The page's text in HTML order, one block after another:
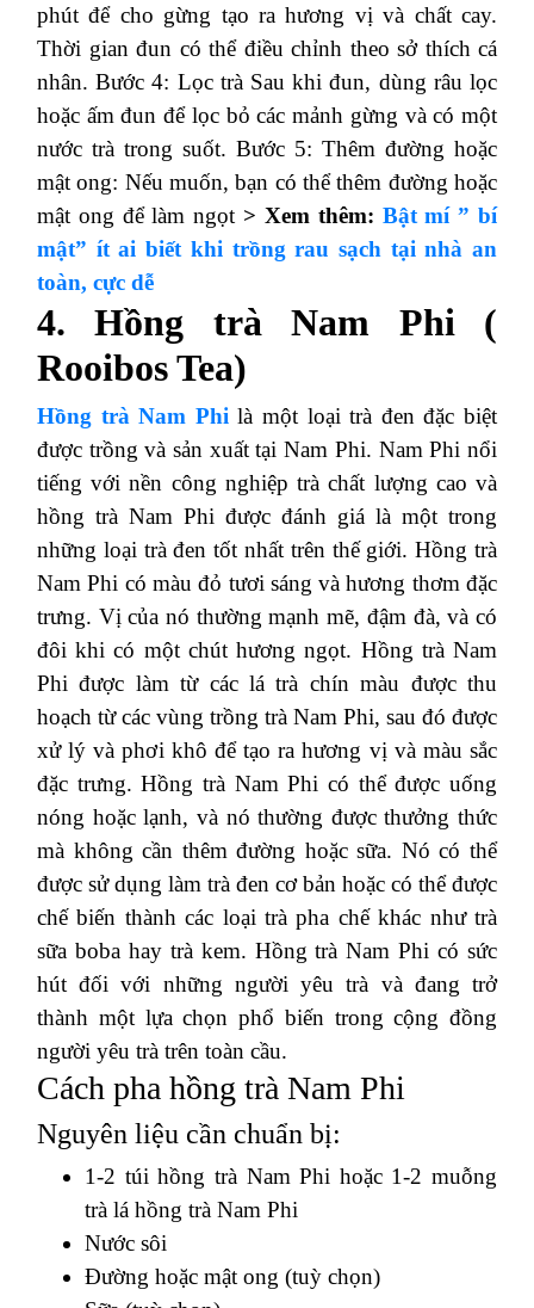
phút để cho gừng tạo ra hương vị và chất cay.
Thời gian đun có thể điều chỉnh theo sở thích cá
nhân. Bước 4: Lọc trà Sau khi đun, dùng râu lọc
hoặc ấm đun để lọc bỏ các mảnh gừng và có một
nước trà trong suốt. Bước 5: Thêm đường hoặc
mật ong: Nếu muốn, bạn có thể thêm đường hoặc
mật ong để làm ngọt > Xem thêm: Bật mí ” bí
mật” ít ai biết khi trồng rau sạch tại nhà an
toàn, cực dễ
4. Hồng trà Nam Phi (
Rooibos Tea)
Hồng trà Nam Phi là một loại trà đen đặc biệt
được trồng và sản xuất tại Nam Phi. Nam Phi nổi
tiếng với nền công nghiệp trà chất lượng cao và
hồng trà Nam Phi được đánh giá là một trong
những loại trà đen tốt nhất trên thế giới. Hồng trà
Nam Phi có màu đỏ tươi sáng và hương thơm đặc
trưng. Vị của nó thường mạnh mẽ, đậm đà, và có
đôi khi có một chút hương ngọt. Hồng trà Nam
Phi được làm từ các lá trà chín màu được thu
hoạch từ các vùng trồng trà Nam Phi, sau đó được
xử lý và phơi khô để tạo ra hương vị và màu sắc
đặc trưng. Hồng trà Nam Phi có thể được uống
nóng hoặc lạnh, và nó thường được thưởng thức
mà không cần thêm đường hoặc sữa. Nó có thể
được sử dụng làm trà đen cơ bản hoặc có thể được
chế biến thành các loại trà pha chế khác như trà
sữa boba hay trà kem. Hồng trà Nam Phi có sức
hút đối với những người yêu trà và đang trở
thành một lựa chọn phổ biến trong cộng đồng
người yêu trà trên toàn cầu.
Cách pha hồng trà Nam Phi
Nguyên liệu cần chuẩn bị:
1-2 túi hồng trà Nam Phi hoặc 1-2 muỗng
trà lá hồng trà Nam Phi
Nước sôi
Đường hoặc mật ong (tuỳ chọn)